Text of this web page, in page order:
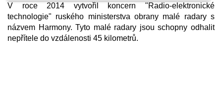
V roce 2014 vytvořil koncern "Radio-elektronické
technologie" ruského ministerstva obrany malé radary s
názvem Harmony. Tyto malé radary jsou schopny odhalit
nepřítele do vzdálenosti 45 kilometrů.